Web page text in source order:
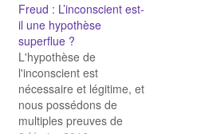
Freud : L’inconscient est-
il une hypothèse
superflue ?
L'hypothèse de
l'inconscient est
nécessaire et légitime, et
nous possédons de
multiples preuves de